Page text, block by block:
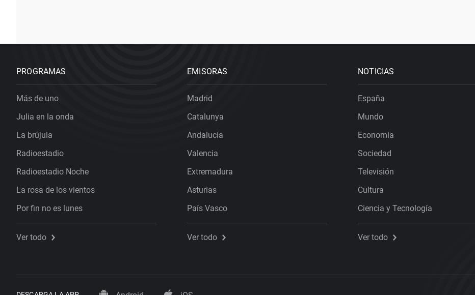
PROGRAMAS
Más de uno
Julia en la onda
La brújula
Radioestadio
Radioestadio Noche
La rosa de los vientos
Por fin no es lunes
Ver todo
EMISORAS
Madrid
Catalunya
Andalucía
Valencia
Extremadura
Asturias
País Vasco
Ver todo
NOTICIAS
España
Mundo
Economía
Sociedad
Televisión
Cultura
Ciencia y Tecnología
Ver todo